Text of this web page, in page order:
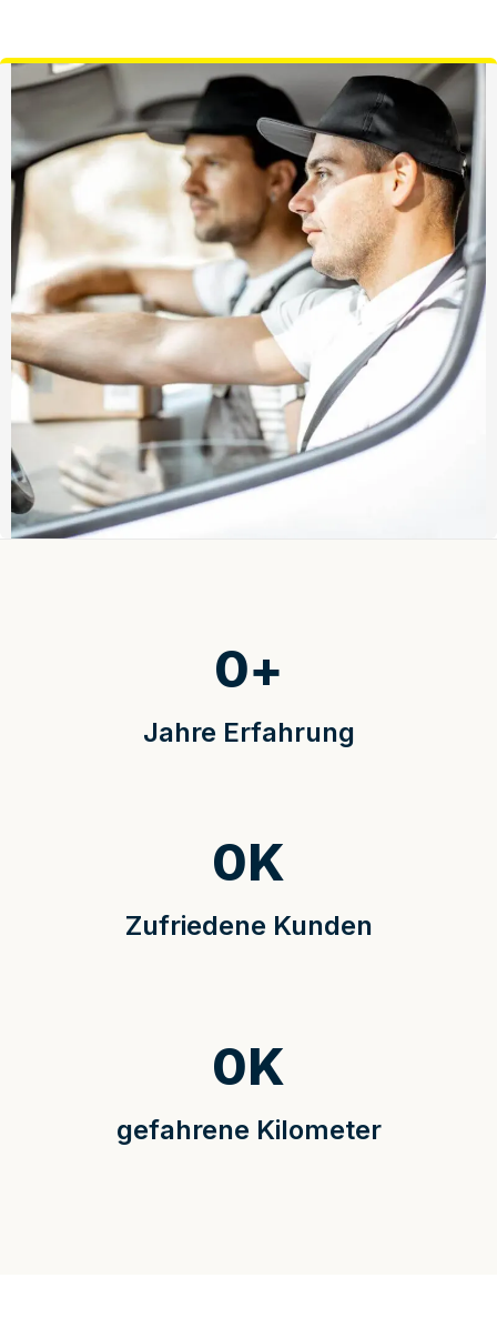
Jahre Erfahrung
0+
Zufriedene Kunden
0K
gefahrene Kilometer
0K